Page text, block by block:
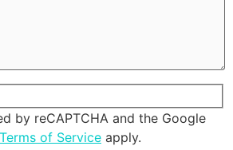
by reCAPTCHA and the Google
Terms of Service apply.